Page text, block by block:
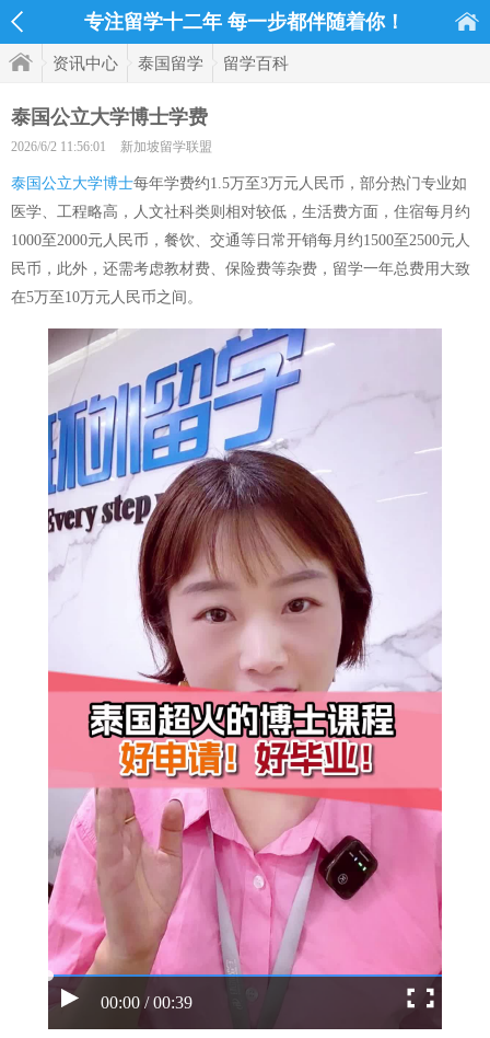
专注留学十二年 每一步都伴随着你！
资讯中心 泰国留学 留学百科
泰国公立大学博士学费
2026/6/2 11:56:01 新加坡留学联盟
泰国公立大学博士每年学费约1.5万至3万元人民币，部分热门专业如
医学、工程略高，人文社科类则相对较低，生活费方面，住宿每月约
1000至2000元人民币，餐饮、交通等日常开销每月约1500至2500元人
民币，此外，还需考虑教材费、保险费等杂费，留学一年总费用大致
在5万至10万元人民币之间。
00:00 / 00:39